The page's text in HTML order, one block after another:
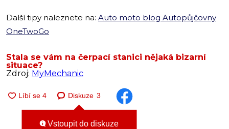
Další tipy naleznete na: Auto moto blog Autopůjčovny
OneTwoGo
Stala se vám na čerpací stanici nějaká bizarní
situace?
Zdroj: MyMechanic
Diskuze 3
Vstoupit do diskuze